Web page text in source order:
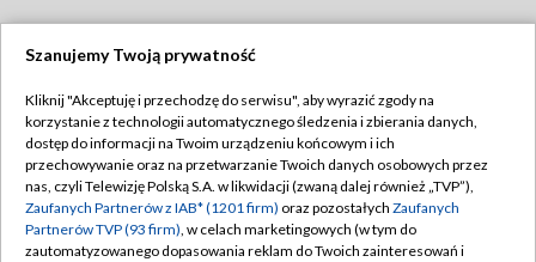
TVP
Abonament TVP
Emisja w TVP
Centrum informacji TVP
Regulamin TVP
Polityka prywatności
Moje zgody
Szanujemy Twoją prywatność
Kliknij "Akceptuję i przechodzę do serwisu", aby wyrazić zgody na
korzystanie z technologii automatycznego śledzenia i zbierania danych,
dostęp do informacji na Twoim urządzeniu końcowym i ich
przechowywanie oraz na przetwarzanie Twoich danych osobowych przez
nas, czyli Telewizję Polską S.A. w likwidacji (zwaną dalej również „TVP”),
Zaufanych Partnerów z IAB* (1201 firm) oraz pozostałych Zaufanych
Partnerów TVP (93 firm), w celach marketingowych (w tym do
zautomatyzowanego dopasowania reklam do Twoich zainteresowań i